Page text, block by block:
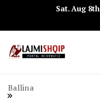
Sat. Aug
Ballina